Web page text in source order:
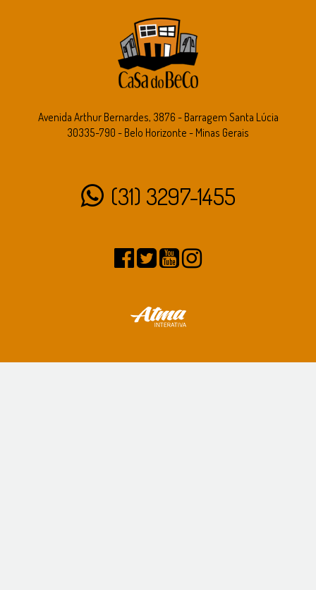
Avenida Arthur Bernardes, 3876 - Barragem Santa Lúcia
30335-790 - Belo Horizonte - Minas Gerais
(31) 3297-1455